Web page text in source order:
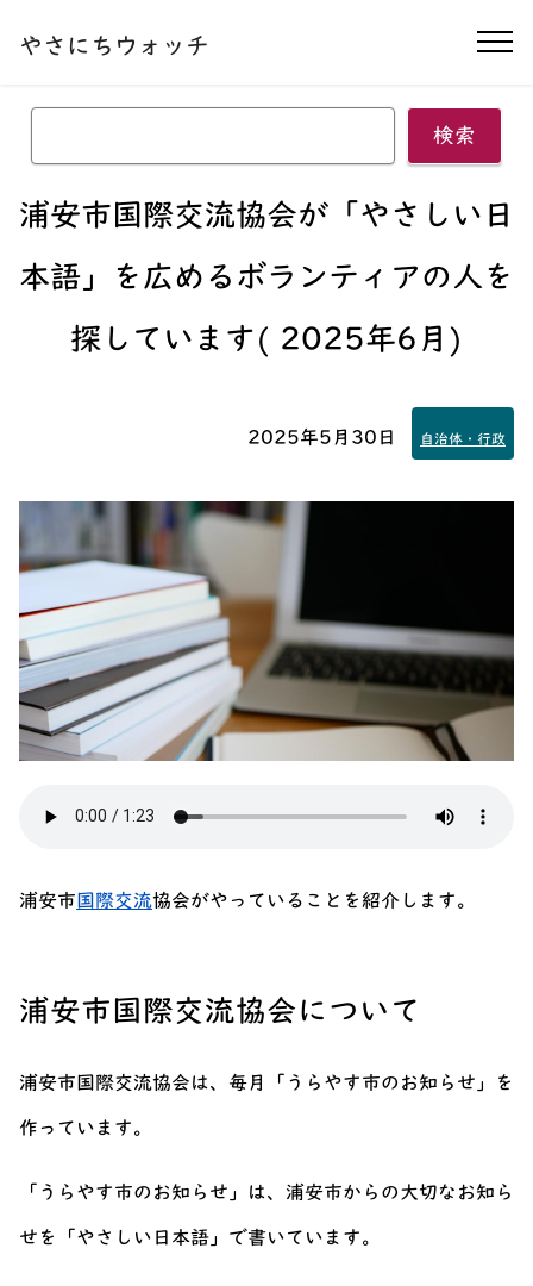
やさにちウォッチ ナ
検索
浦安市国際交流協会が 「やさしい日
本語」
を広めるボランティアの人を
探しています( 2025年6月)
2025年5月30日 自治体・行政
浦安市 国際交流協会がやっていることを紹介します。
浦安市国際交流協会について
浦安市国際交流協会は、毎月「うらやす市のお知らせ」を
作っています。
「うらやす市のお知らせ」は、浦安市からの大切なお知ら
せを「やさしい日本語」で書いています。